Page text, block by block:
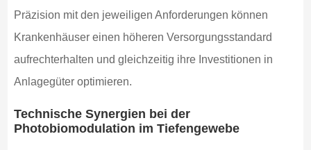
Präzision mit den jeweiligen Anforderungen können
Krankenhäuser einen höheren Versorgungsstandard
aufrechterhalten und gleichzeitig ihre Investitionen in
Anlagegüter optimieren.
Technische Synergien bei der
Photobiomodulation im Tiefengewebe